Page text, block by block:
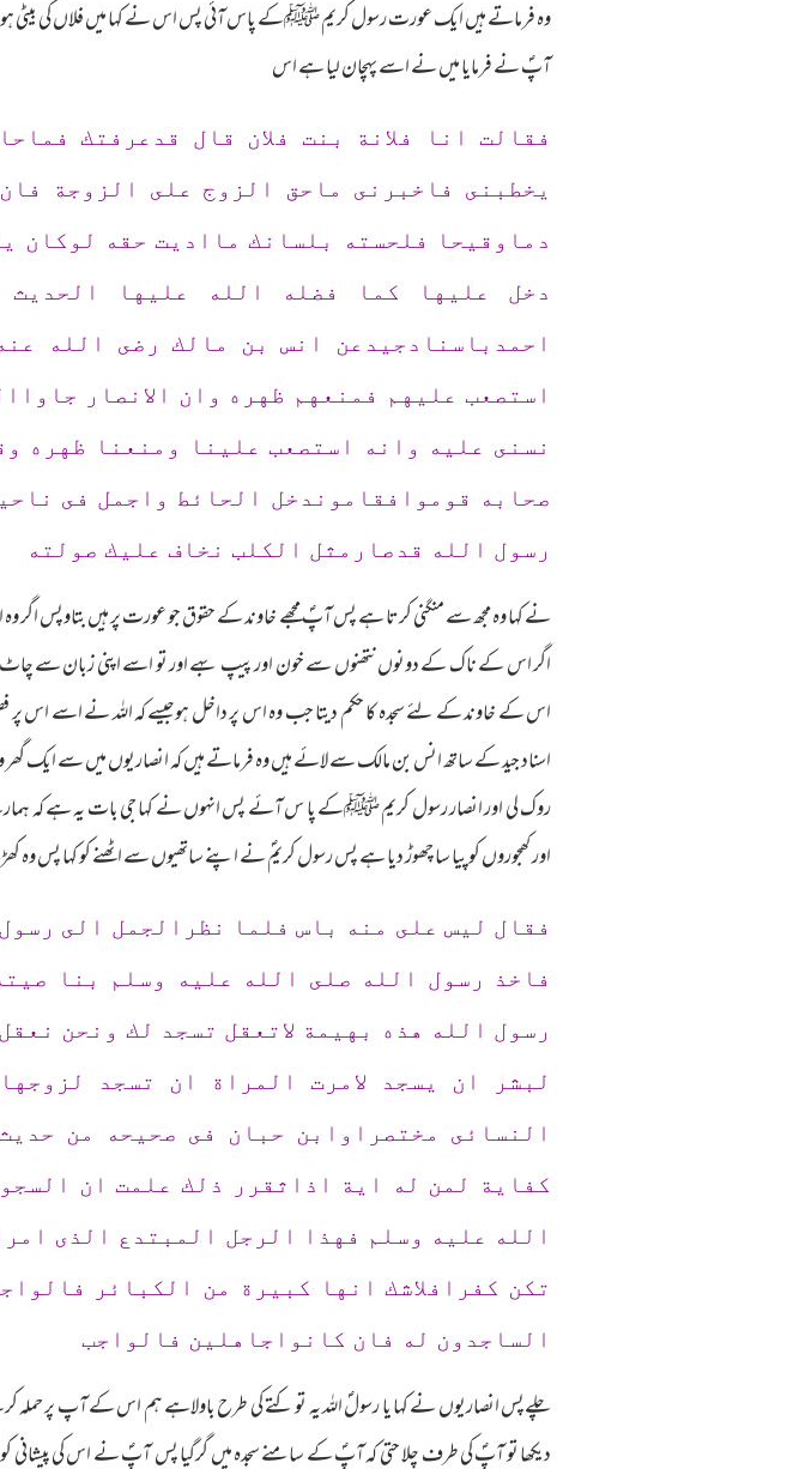
وہ فرماتے ہیں ایک عورت رسول کریم ﷺکے پاس آئی پس اس نے کہا میں فلاں کی
آپؐ نے فرمایا میں نے اسے پہچان لیا ہے اس
فقالت انا فلانة بنت فلان قال قدعرفتك
يخطبنى فاخبرنى ماحق الزوج على الزوجة
دماوقيحا فلحسته بلسانك مااديت حقه لوكان
دخل عليها كما فضله الله عليها الحديث
احمدباسنادجيدعن انس بن مالك رضى الله
استصعب عليهم فمنعهم ظهره وان الانصار
نسنى عليه وانه استصعب علينا ومنعنا ظهره
صحابه قوموافقاموندخل الحائط واجمل فى
رسول الله قدصارمثل الكلب نخاف عليك صولته
نے کہا وہ مجھ سے منگنی کرتا ہے پس آپؐ مجھے خاوند کے حقوق جو عورت پر ہیں
اگر اس کے ناک کے دونوں نتھنوں سے خون اور پیپ بہے اور تو اسے اپنی زبان سے چاٹ
اس کے خاوند کے لئے سجدہ کا حکم دیتا جب وہ اس پر داخل ہوجیسے کہ اللہ نے اسے اس
اسناد جید کے ساتھ انس بن مالک سے لائے ہیں وہ فرماتے ہیں کہ انصاریوں میں سے ایک
روک لی اور انصار رسول کریم ﷺکے پا س آئے پس انہوں نے کہا جی بات یہ ہے کہ
اور کھجوروں کو پیا سا چھوڑ دیا ہے پس رسول کریمؐ نے اپنے ساتھیوں سے اٹھنے کو
فقال ليس على منه باس فلما نظرالجمل الى
فاخذ رسول الله صلى الله عليه وسلم بنا
رسول الله هذه بهيمة لاتعقل تسجد لك ونحن
لبشر ان يسجد لامرت المراة ان تسجد
النسائى مختصراوابن حبان فى صحيحه من
كفاية لمن له اية اذاثقرر ذلك علمت ان
الله عليه وسلم فهذا الرجل المبتدع الذى
تكن كفرافلاشك انها كبيرة من الكبائر
الساجدون له فان كانواجاهلين فالواجب
چلےپس انصاریوں نے کہا یا رسولؐ اللہ یہ تو کتے کی طرح باولاہے ہم اس کے آپ پر
دیکھا تو آپؐ کی طرف چلا حتی کہ آپؐ کے سامنے سجدہ میں گرگیا پس آپؐ نے اس کی